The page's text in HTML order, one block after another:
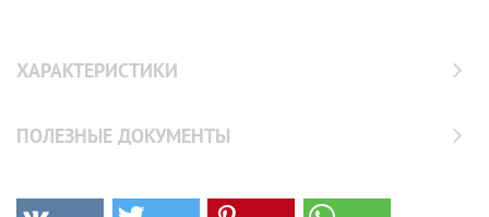
ХАРАКТЕРИСТИКИ
ПОЛЕЗНЫЕ ДОКУМЕНТЫ